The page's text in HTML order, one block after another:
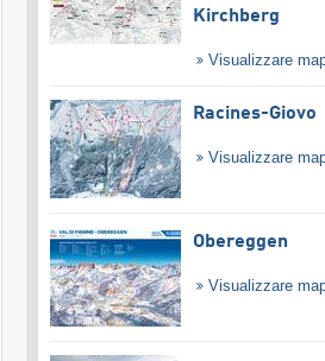
Kirchberg
Visualizzare
Racines-Giovo
Visualizzare
Obereggen
Visualizzare